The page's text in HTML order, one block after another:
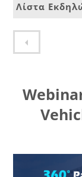
Λίστα